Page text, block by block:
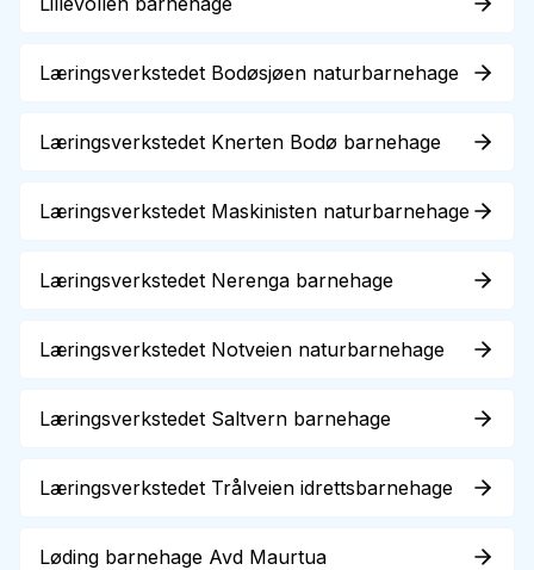
Læringsverkstedet Bodøsjøen naturbarnehage
Læringsverkstedet Knerten Bodø barnehage
Læringsverkstedet Maskinisten naturbarnehage
Læringsverkstedet Nerenga barnehage
Læringsverkstedet Notveien naturbarnehage
Læringsverkstedet Saltvern barnehage
Læringsverkstedet Trålveien idrettsbarnehage
Løding barnehage Avd Maurtua